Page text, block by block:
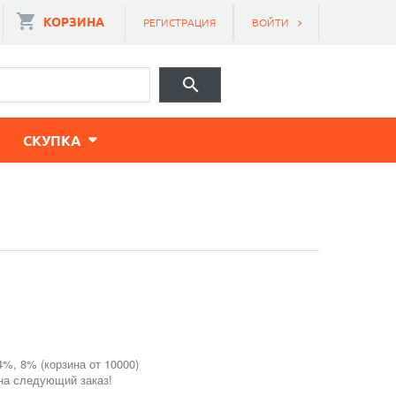
ВОЙТИ
РЕГИСТРАЦИЯ
КОРЗИНА
CКУПКА
8% (корзина от 10000)
следующий заказ!